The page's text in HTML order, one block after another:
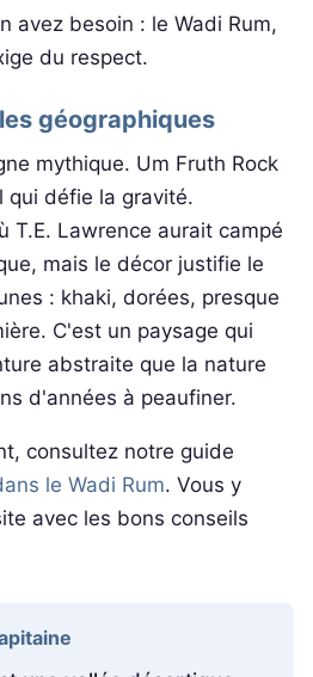
avez besoin : le Wadi Rum,
du respect.
géographiques
mythique. Um Fruth Rock
qui défie la gravité.
T.E. Lawrence aurait campé
mais le décor justifie le
: khaki, dorées, presque
C'est un paysage qui
abstraite que la nature
d'années à peaufiner.
consultez notre guide
le Wadi Rum. Vous y
avec les bons conseils